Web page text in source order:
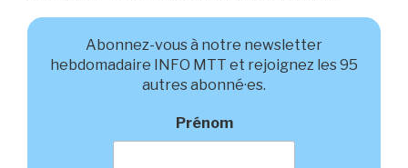
Abonnez-vous à notre newsletter
hebdomadaire INFO MTT et rejoignez les 95
autres abonné·es.
Prénom